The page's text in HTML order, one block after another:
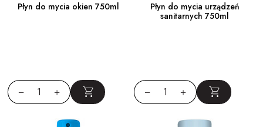
Płyn do mycia okien 750ml
Płyn do mycia urządzeń
sanitarnych 750ml